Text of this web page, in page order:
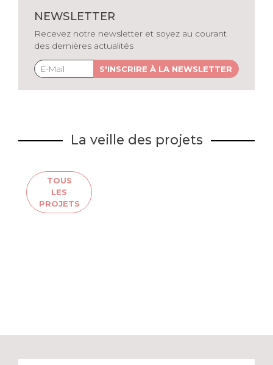
NEWSLETTER
Recevez notre newsletter et soyez au courant
des dernières actualités
S'INSCRIRE À LA NEWSLETTER
La veille des projets
TOUS
LES
PROJETS